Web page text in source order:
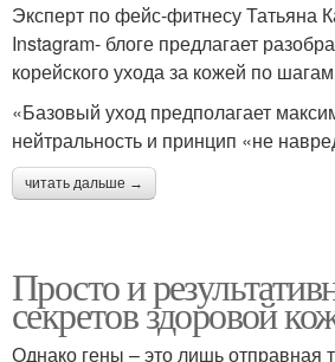
Эксперт по фейс-фитнесу Татьяна
Instagram- блоге предлагает
корейского ухода за кожей по
«Базовый уход предполагает
нейтральность и принцип «не
читать дальше →
Просто и
секретов здоровой
Однако гены – это лишь отправная